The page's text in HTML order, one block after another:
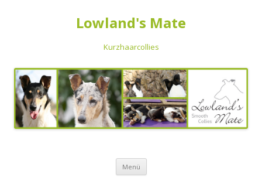
Lowland's Mate
Kurzhaarcollies
Menü Zum Inhalt springen